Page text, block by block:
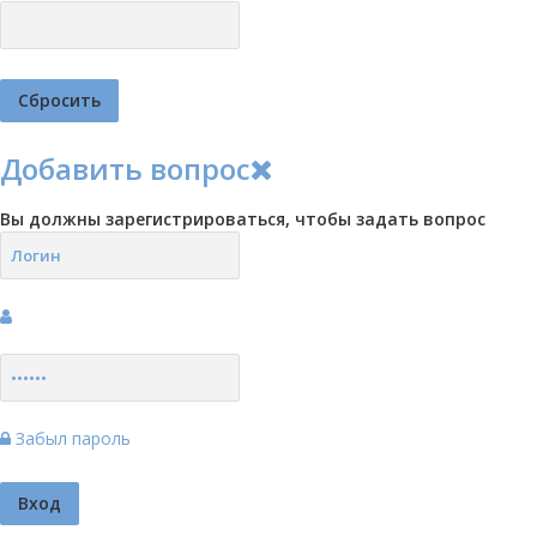
Добавить вопрос
Вы должны зарегистрироваться, чтобы задать вопрос
Забыл пароль